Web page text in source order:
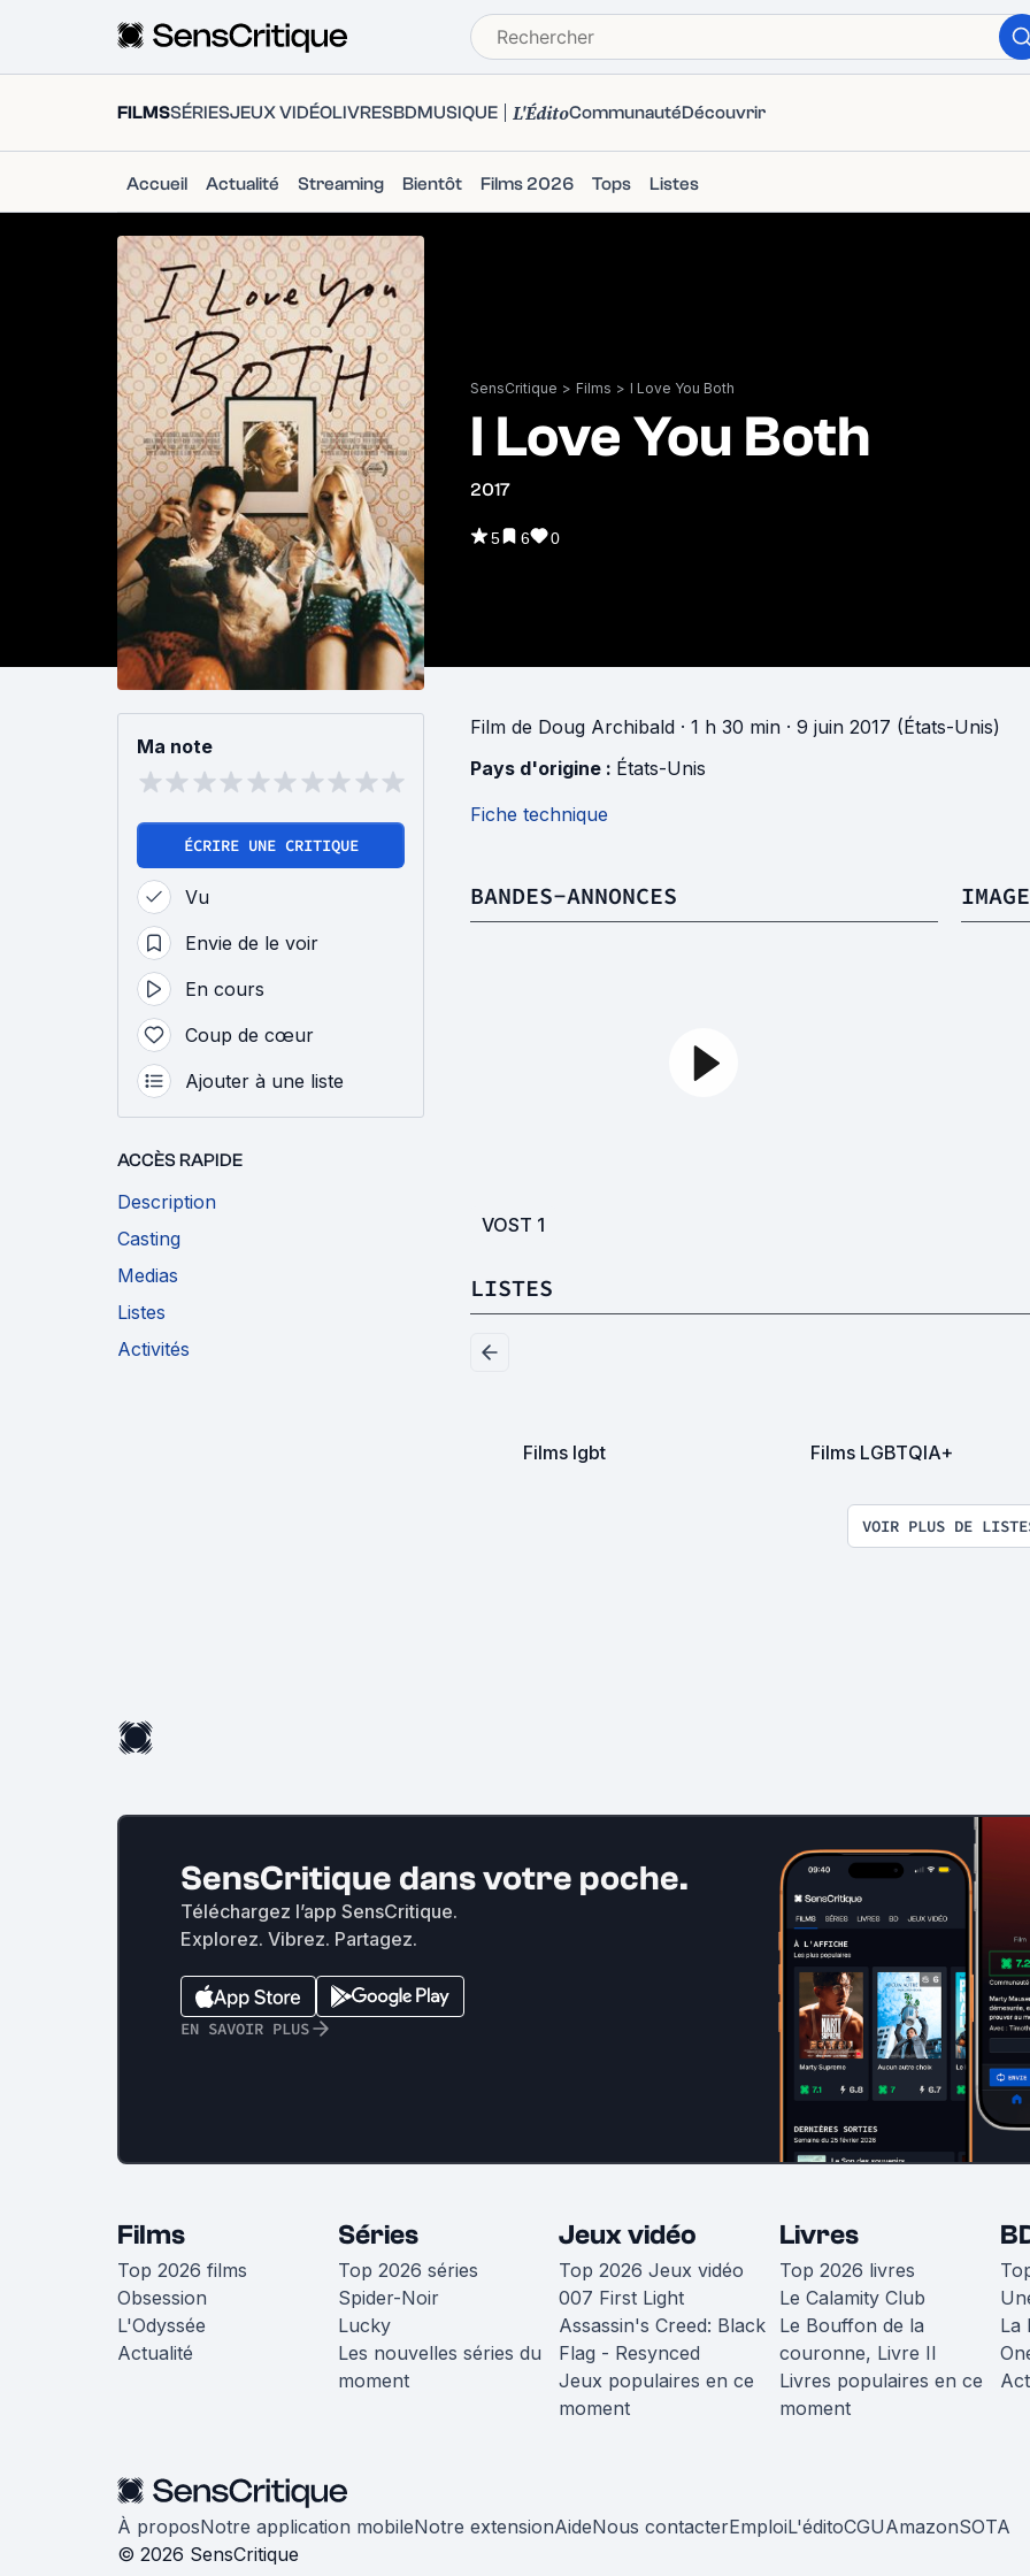
FILMSSÉRIESJEUX VIDÉOLIVRESBDMUSIQUE L'ÉditoCommunautéDécouvrir
Accueil Actualité Streaming Bientôt Films 2026 Tops Listes
SensCritique > Films > I Love You Both
I Love You Both
2017
5 6 0
Ma note
ÉCRIRE UNE CRITIQUE
Vu
Envie de le voir
En cours
Coup de cœur
Ajouter à une liste
ACCÈS RAPIDE
Description
Casting
Medias
Listes
Activités
Film de Doug Archibald · 1 h 30 min · 9 juin 2017 (États-Unis)
Pays d'origine : États-Unis
Fiche technique
BANDES-ANNONCES
VOST 1
LISTES
Films lgbt Films LGBTQIA+
VOIR PLUS DE
SensCritique dans votre poche.
Téléchargez l’app SensCritique.
Explorez. Vibrez. Partagez.
EN SAVOIR PLUS
Films
Top 2026 films
Obsession
L'Odyssée
Actualité
Séries
Top 2026 séries
Spider-Noir
Lucky
Les nouvelles séries du
moment
Jeux vidéo
Top 2026 Jeux vidéo
007 First Light
Assassin's Creed: Black
Flag - Resynced
Jeux populaires en ce
moment
Livres
Top 2026 livres
Le Calamity Club
Le Bouffon de la
couronne, Livre II
Livres populaires en ce
moment
La
À proposNotre application mobileNotre extensionAideNous contacterEmploiL'éditoCGUAmazonSOTA
© 2026 SensCritique